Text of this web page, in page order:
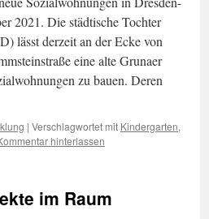
2021. Die städtische Tochter
lässt derzeit an der Ecke von
eine alte Grunaer
zu bauen. Deren
| Verschlagwortet mit Kindergarten,
hinterlassen
im Raum